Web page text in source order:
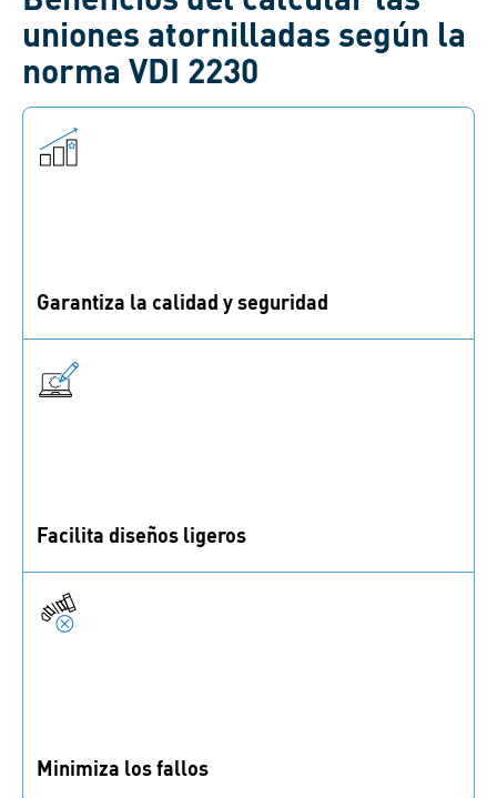
uniones atornilladas según la
norma VDI 2230
Garantiza la calidad y seguridad
Facilita diseños ligeros
que las uniones atornilladas superen sus límites.
Minimiza los fallos